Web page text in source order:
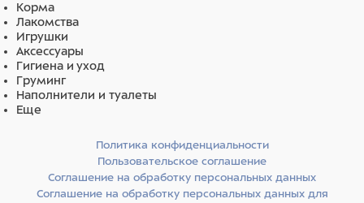
Корма
Лакомства
Игрушки
Аксессуары
Гигиена и уход
Груминг
Наполнители и туалеты
Еще
Политика конфиденциальности
Пользовательское соглашение
Соглашение на обработку персональных данных
Соглашение на обработку персональных данных для